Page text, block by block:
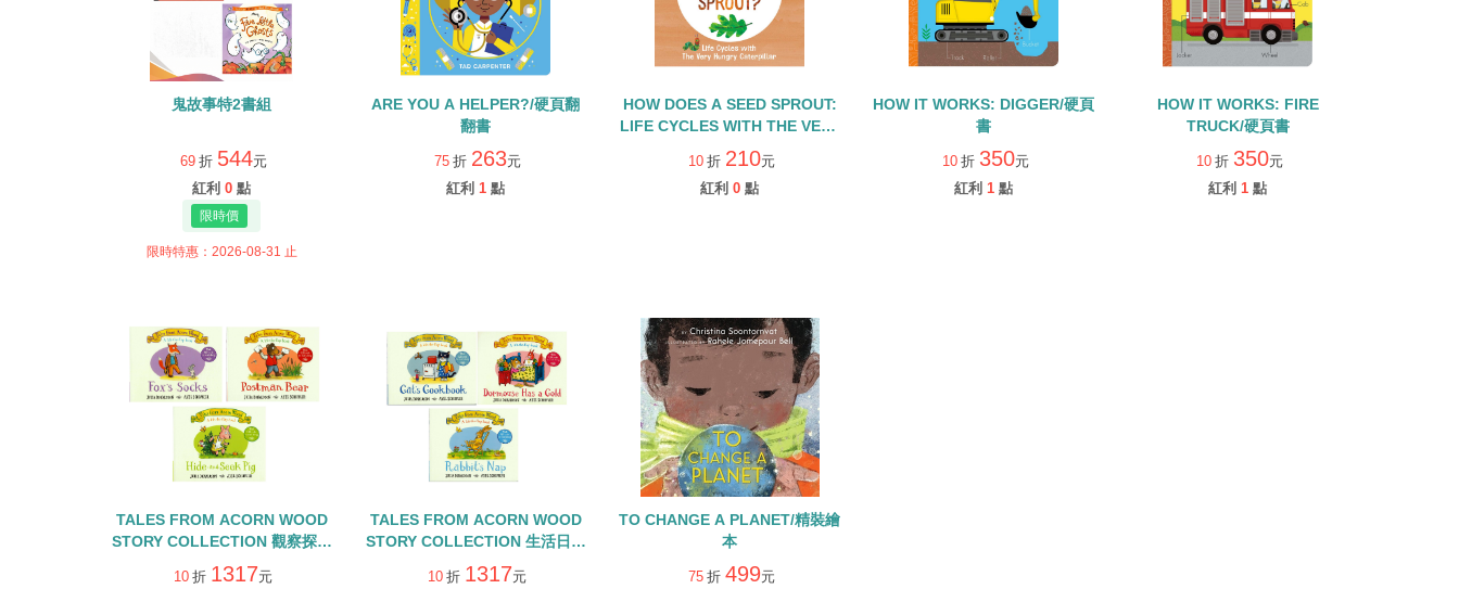
鬼故事特2書組
69 折 544元
紅利 0 點
限時特惠：2026-08-31 止
ARE YOU A HELPER?/硬頁翻
翻書
75 折 263元
紅利 1 點
HOW DOES A SEED SPROUT:
LIFE CYCLES WITH THE VERY
HUNGRY CATERPILLAR/硬頁
書
10 折 210元
紅利 0 點
HOW IT WORKS: DIGGER/硬頁
書
10 折 350元
紅利 1 點
HOW IT WORKS: FIRE
TRUCK/硬頁書
10 折 350元
紅利 1 點
TALES FROM ACORN WOOD
STORY COLLECTION 觀察探索
組/硬頁翻翻書+QR CODE
10 折 1317元
TALES FROM ACORN WOOD
STORY COLLECTION 生活日常
組/硬頁翻翻書+QR CODE
10 折 1317元
TO CHANGE A PLANET/精裝繪
本
75 折 499元